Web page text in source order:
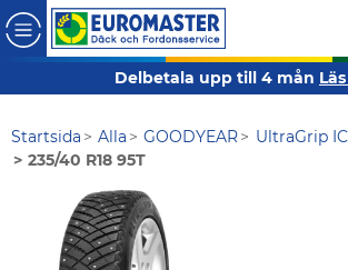
Delbetala upp till 4 mån
Startsida Alla GOODYEAR
UltraGrip
235/40 R18 95T